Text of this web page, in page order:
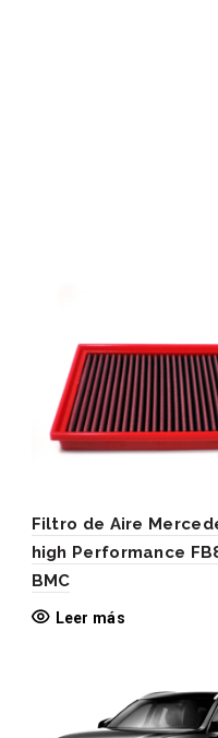
Filtro de Aire
high Performance
BMC
Leer más